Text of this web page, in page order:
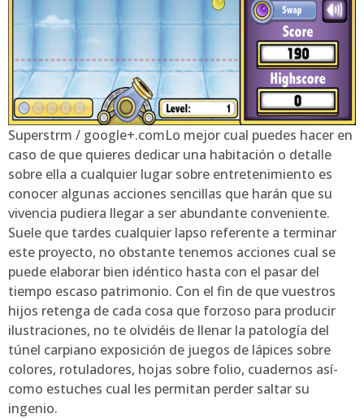
Superstrm / google+.comLo mejor cual puedes hacer en
caso de que quieres dedicar una habitación o detalle
sobre ella a cualquier lugar sobre entretenimiento es
conocer algunas acciones sencillas que harán que su
vivencia pudiera llegar a ser abundante conveniente.
Suele que tardes cualquier lapso referente a terminar
este proyecto, no obstante tenemos acciones cual se
puede elaborar bien idéntico hasta con el pasar del
tiempo escaso patrimonio. Con el fin de que vuestros
hijos retenga de cada cosa que forzoso para producir
ilustraciones, no te olvidéis de llenar la patologí­a del
túnel carpiano exposición de juegos de lápices sobre
colores, rotuladores, hojas sobre folio, cuadernos así­
como estuches cual les permitan perder saltar su
ingenio.